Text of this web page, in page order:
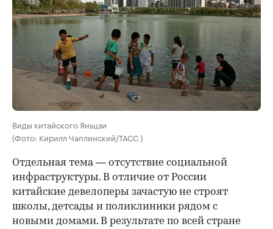
Виды китайского Яньцзи
(Фото: Кирилл Чаплинский/ТАСС )
Отдельная тема — отсутствие социальной
инфраструктуры. В отличие от России
китайские девелоперы зачастую не строят
школы, детсады и поликлиники рядом с
новыми домами. В результате по всей стране